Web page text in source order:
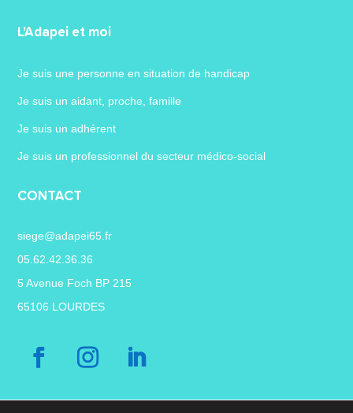
L’Adapei et moi
Je suis une personne en situation de handicap
Je suis un aidant, proche, famille
Je suis un adhérent
Je suis un professionnel du secteur médico-social
CONTACT
siege@adapei65.fr
05.62.42.36.36
5 Avenue Foch BP 215
65106 LOURDES